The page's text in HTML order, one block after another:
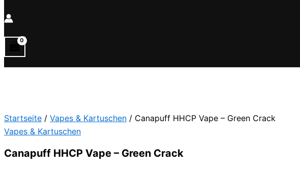
Startseite / Vapes & Kartuschen / Canapuff HHCP Vape – Green Crack
Vapes & Kartuschen
Canapuff HHCP Vape – Green Crack